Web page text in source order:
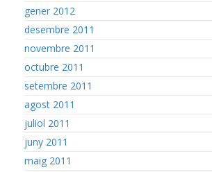
gener 2012
desembre 2011
novembre 2011
octubre 2011
setembre 2011
agost 2011
juliol 2011
juny 2011
maig 2011